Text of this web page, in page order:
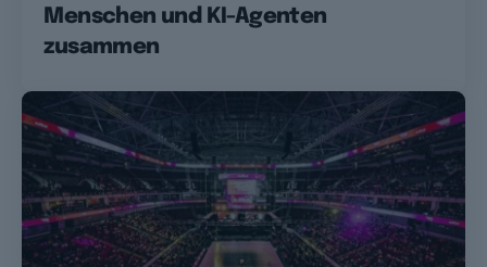
Menschen und KI-Agenten
zusammen